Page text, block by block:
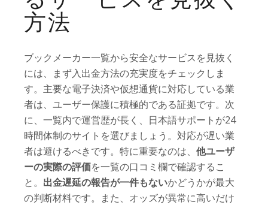
方法
ブックメーカー一覧から安全なサービスを見抜く
には、まず入出金方法の充実度をチェックしま
す。主要な電子決済や仮想通貨に対応している業
者は、ユーザー保護に積極的である証拠です。次
に、一覧内で運営歴が長く、日本語サポートが24
時間体制のサイトを選びましょう。対応が遅い業
者は避けるべきです。特に重要なのは、他ユーザ
ーの実際の評価を一覧の口コミ欄で確認するこ
と。 出金遅延の報告が一件もないかどうかが最大
の判断材料です。また、オッズが異常に高いだけ